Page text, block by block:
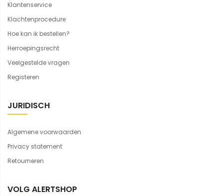
Klantenservice
Klachtenprocedure
Hoe kan ik bestellen?
Herroepingsrecht
Veelgestelde vragen
Registeren
JURIDISCH
Algemene voorwaarden
Privacy statement
Retourneren
VOLG ALERTSHOP